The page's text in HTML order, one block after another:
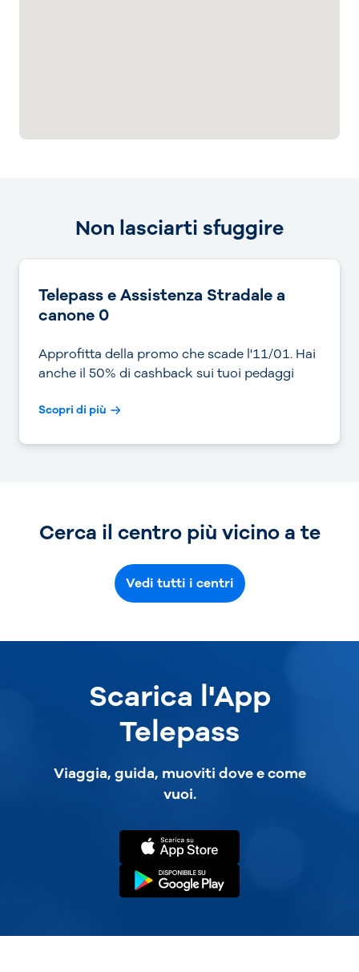
Non lasciarti sfuggire
Telepass e Assistenza Stradale a
canone 0
Approfitta della promo che scade l'11/01. Hai
anche il 50% di cashback sui tuoi pedaggi
Scopri di più
Cerca il centro più vicino a te
Vedi tutti i centri
Scarica l'App
Telepass
Viaggia, guida, muoviti dove e come
vuoi.